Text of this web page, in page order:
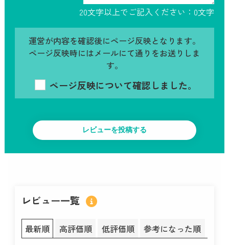
20文字以上でご記入ください： 0文字
運営が内容を確認後にページ反映となります。
ページ反映時にはメールにて通りをお送りしま
す。
ページ反映について確認しました。
レビュー一覧
最新順 高評価順 低評価順 参考になった順